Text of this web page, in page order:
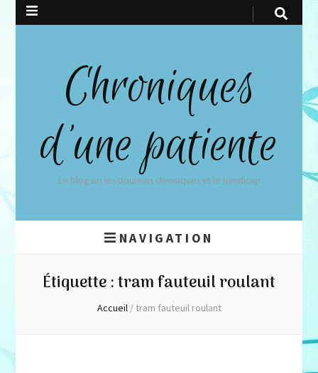
Chroniques
d'une patiente
Le blog sur les douleurs chroniques et le handicap
NAVIGATION
Étiquette :tram fauteuil roulant
Accueil/ tram fauteuil roulant